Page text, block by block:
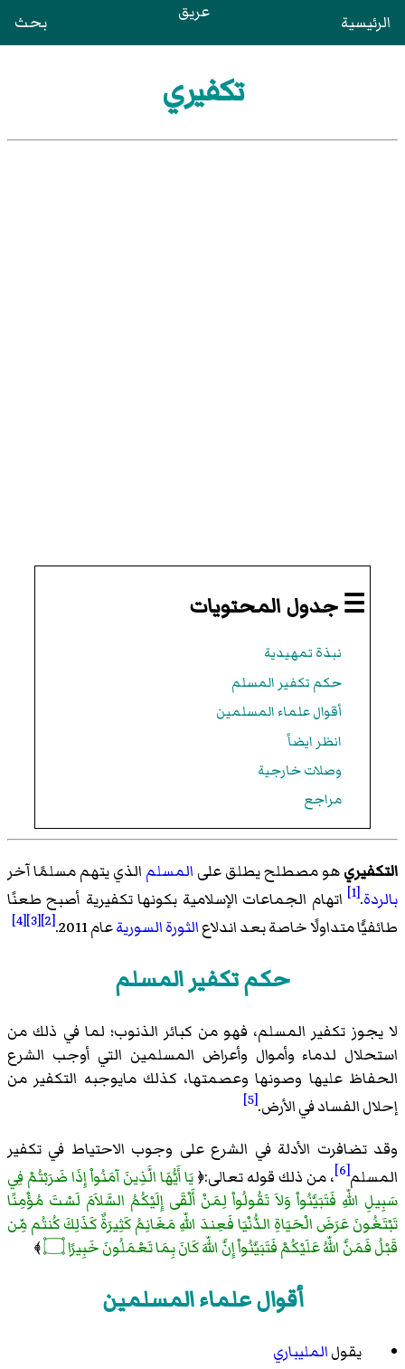
الرئيسية عريق بحث
تكفيري
☰ جدول المحتويات
نبذة تمهيدية
حكم تكفير المسلم
أقوال علماء المسلمين
انظر ايضاً
وصلات خارجية
مراجع
التكفيريهو مصطلح يطلق على المسلم الذي يتهم مسلمًا آخر
بالردة.
[1]
اتهام الجماعات الإسلامية بكونها تكفيرية أصبح طعنًا
طائفيًّا متداولًا خاصة بعد اندلاعالثورة السوريةعام 2011. [2]
[3]
[4]
حكم تكفير المسلم
لا يجوز تكفير المسلم، فهو من كبائر الذنوب؛ لما في ذلك من
استحلال لدماء وأموال وأعراض المسلمين التي أوجب الشرع
الحفاظ عليها وصونها وعصمتها، كذلك مايوجبه التكفير من
إحلال الفساد في الأرض.[5]
وقد تضافرت الأدلة في الشرع على وجوب الاحتياط في تكفير
المسلم[6] ، من ذلك قوله تعالى:﴿يَا أَيُّهَا الَّذِينَ آمَنُواْ إِذَا ضَرَبْتُمْ فِي
سَبِيلِ اللّهِ فَتَبَيَّنُواْ وَلاَ تَقُولُواْ لِمَنْ أَلْقَى إِلَيْكُمُ السَّلاَمَ لَسْتَ مُؤْمِنًا
تَبْتَغُونَ عَرَضَ الْحَيَاةِ الدُّنْيَا فَعِندَ اللّهِ مَغَانِمُ كَثِيرَةٌ كَذَلِكَ كُنتُم مِّن
قَبْلُ فَمَنَّ اللّهُ عَلَيْكُمْ فَتَبَيَّنُواْ إِنَّ اللّهَ كَانَ بِمَا تَعْمَلُونَ خَبِيرًا ۝
﴾
أقوال علماء المسلمين
يقولالمليباري